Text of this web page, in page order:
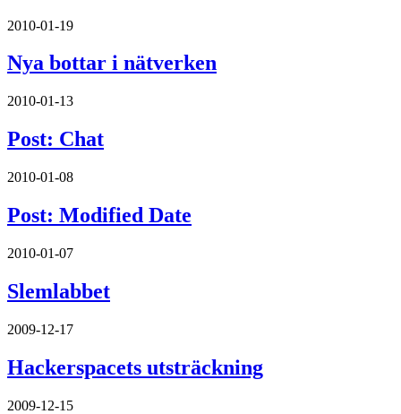
2010-01-19
Nya bottar i nätverken
2010-01-13
Post: Chat
2010-01-08
Post: Modified Date
2010-01-07
Slemlabbet
2009-12-17
Hackerspacets utsträckning
2009-12-15